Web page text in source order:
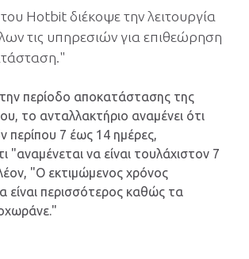
Hotbit διέκοψε την λειτουργία
τις υπηρεσιών για επιθεώρηση
περίοδο αποκατάστασης της
το ανταλλακτήριο αναμένει ότι
περίπου 7 έως 14 ημέρες,
"αναμένεται να είναι τουλάχιστον 7
"Ο εκτιμώμενος χρόνος
είναι περισσότερος καθώς τα